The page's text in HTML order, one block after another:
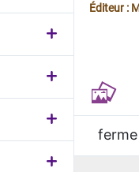
Éditeur :
ferme